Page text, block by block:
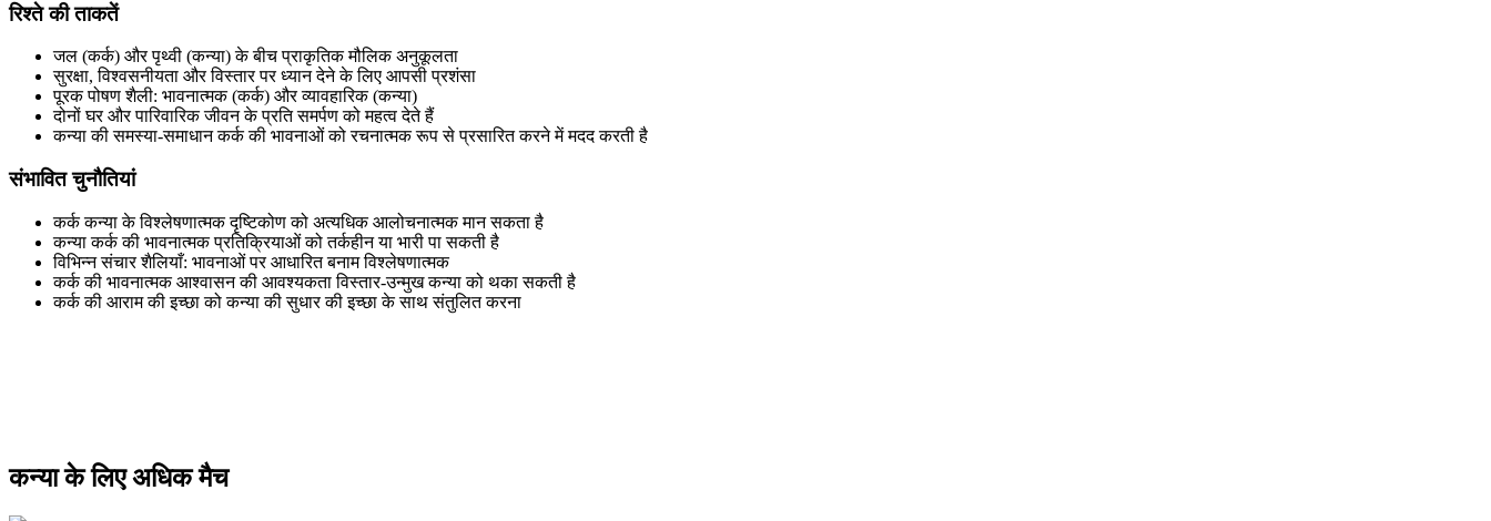
रिश्ते की ताकतें
जल (कर्क) और पृथ्वी (कन्या) के बीच प्राकृतिक मौलिक अनुकूलता
सुरक्षा, विश्वसनीयता और विस्तार पर ध्यान देने के लिए आपसी प्रशंसा
पूरक पोषण शैली: भावनात्मक (कर्क) और व्यावहारिक (कन्या)
दोनों घर और पारिवारिक जीवन के प्रति समर्पण को महत्व देते हैं
कन्या की समस्या-समाधान कर्क की भावनाओं को रचनात्मक रूप से प्रसारित करने में मदद करती है
संभावित चुनौतियां
कर्क कन्या के विश्लेषणात्मक दृष्टिकोण को अत्यधिक आलोचनात्मक मान सकता है
कन्या कर्क की भावनात्मक प्रतिक्रियाओं को तर्कहीन या भारी पा सकती है
विभिन्न संचार शैलियाँ: भावनाओं पर आधारित बनाम विश्लेषणात्मक
कर्क की भावनात्मक आश्वासन की आवश्यकता विस्तार-उन्मुख कन्या को थका सकती है
कर्क की आराम की इच्छा को कन्या की सुधार की इच्छा के साथ संतुलित करना
कन्या के लिए अधिक मैच